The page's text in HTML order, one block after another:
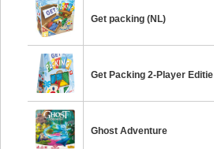
Get packing (NL)
Get Packing 2-Player Editie
Ghost Adventure